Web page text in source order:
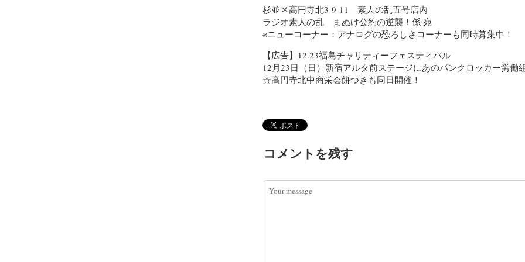
杉並区高円寺北3-9-11 素人の乱五号店内
ラジオ素人の乱 まぬけ公約の逆襲！係 宛
※ニューコーナー：アナログの恐ろしさコーナーも同時募集中！
【広告】12.23福島チャリティーフェスティバル
12月23日（日）新宿アルタ前ステージにあのパンクロッカー労働
☆高円寺北中商栄会餅つきも同日開催！
コメントを残す